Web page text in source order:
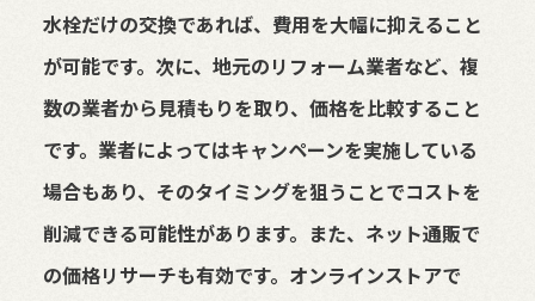
水栓だけの交換であれば、費用を大幅に抑えること
が可能です。次に、地元のリフォーム業者など、複
数の業者から見積もりを取り、価格を比較すること
です。業者によってはキャンペーンを実施している
場合もあり、そのタイミングを狙うことでコストを
削減できる可能性があります。また、ネット通販で
の価格リサーチも有効です。オンラインストアで